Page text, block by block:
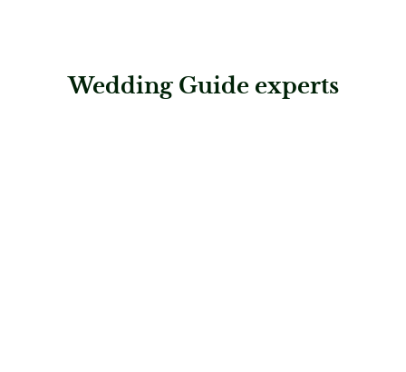
Wedding Guide experts